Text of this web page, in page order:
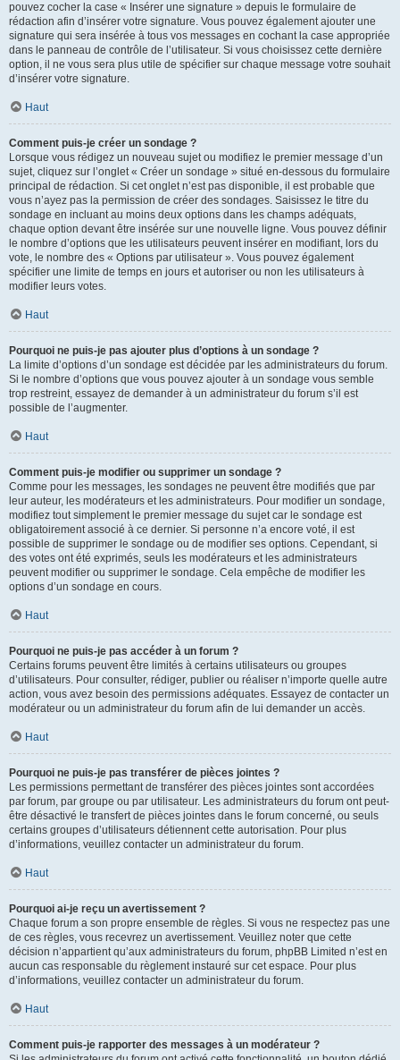
pouvez cocher la case « Insérer une signature » depuis le formulaire de
rédaction afin d’insérer votre signature. Vous pouvez également ajouter une
signature qui sera insérée à tous vos messages en cochant la case appropriée
dans le panneau de contrôle de l’utilisateur. Si vous choisissez cette dernière
option, il ne vous sera plus utile de spécifier sur chaque message votre souhait
d’insérer votre signature.
Haut
Comment puis-je créer un sondage ?
Lorsque vous rédigez un nouveau sujet ou modifiez le premier message d’un
sujet, cliquez sur l’onglet « Créer un sondage » situé en-dessous du formulaire
principal de rédaction. Si cet onglet n’est pas disponible, il est probable que
vous n’ayez pas la permission de créer des sondages. Saisissez le titre du
sondage en incluant au moins deux options dans les champs adéquats,
chaque option devant être insérée sur une nouvelle ligne. Vous pouvez définir
le nombre d’options que les utilisateurs peuvent insérer en modifiant, lors du
vote, le nombre des « Options par utilisateur ». Vous pouvez également
spécifier une limite de temps en jours et autoriser ou non les utilisateurs à
modifier leurs votes.
Haut
Pourquoi ne puis-je pas ajouter plus d’options à un sondage ?
La limite d’options d’un sondage est décidée par les administrateurs du forum.
Si le nombre d’options que vous pouvez ajouter à un sondage vous semble
trop restreint, essayez de demander à un administrateur du forum s’il est
possible de l’augmenter.
Haut
Comment puis-je modifier ou supprimer un sondage ?
Comme pour les messages, les sondages ne peuvent être modifiés que par
leur auteur, les modérateurs et les administrateurs. Pour modifier un sondage,
modifiez tout simplement le premier message du sujet car le sondage est
obligatoirement associé à ce dernier. Si personne n’a encore voté, il est
possible de supprimer le sondage ou de modifier ses options. Cependant, si
des votes ont été exprimés, seuls les modérateurs et les administrateurs
peuvent modifier ou supprimer le sondage. Cela empêche de modifier les
options d’un sondage en cours.
Haut
Pourquoi ne puis-je pas accéder à un forum ?
Certains forums peuvent être limités à certains utilisateurs ou groupes
d’utilisateurs. Pour consulter, rédiger, publier ou réaliser n’importe quelle autre
action, vous avez besoin des permissions adéquates. Essayez de contacter un
modérateur ou un administrateur du forum afin de lui demander un accès.
Haut
Pourquoi ne puis-je pas transférer de pièces jointes ?
Les permissions permettant de transférer des pièces jointes sont accordées
par forum, par groupe ou par utilisateur. Les administrateurs du forum ont peut-
être désactivé le transfert de pièces jointes dans le forum concerné, ou seuls
certains groupes d’utilisateurs détiennent cette autorisation. Pour plus
d’informations, veuillez contacter un administrateur du forum.
Haut
Pourquoi ai-je reçu un avertissement ?
Chaque forum a son propre ensemble de règles. Si vous ne respectez pas une
de ces règles, vous recevrez un avertissement. Veuillez noter que cette
décision n’appartient qu’aux administrateurs du forum, phpBB Limited n’est en
aucun cas responsable du règlement instauré sur cet espace. Pour plus
d’informations, veuillez contacter un administrateur du forum.
Haut
Comment puis-je rapporter des messages à un modérateur ?